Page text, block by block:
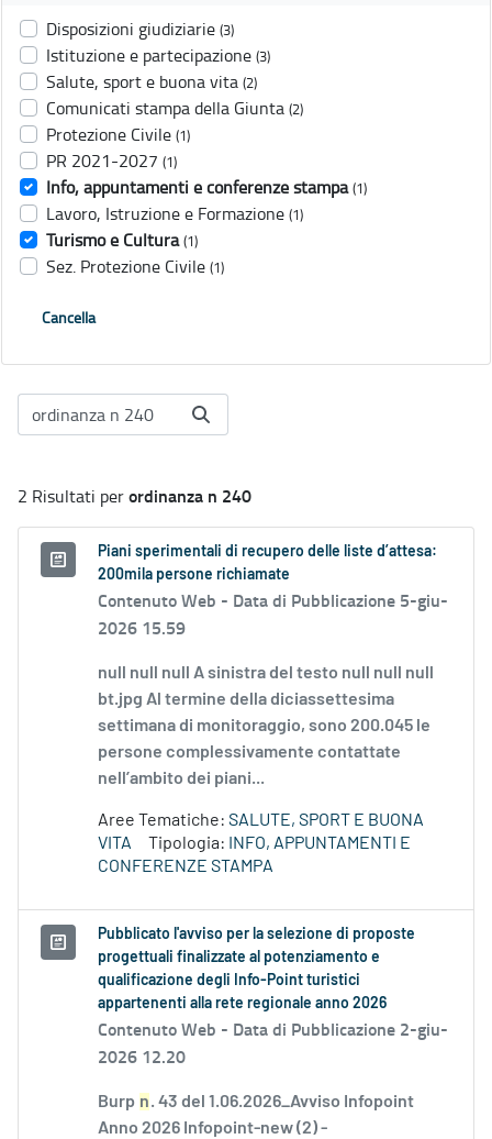
Disposizioni giudiziarie (3)
Istituzione e partecipazione (3)
Salute, sport e buona vita (2)
Comunicati stampa della Giunta (2)
Protezione Civile (1)
PR 2021-2027 (1)
Info, appuntamenti e conferenze stampa (1)
Lavoro, Istruzione e Formazione (1)
Turismo e Cultura (1)
Sez. Protezione Civile (1)
Cancella
2 Risultati perordinanza n 240
Piani sperimentali di recupero delle liste d’attesa:
200mila persone richiamate
Contenuto Web - Data di Pubblicazione 5-giu-
2026 15.59
null null null A sinistra del testo null null null
bt.jpg Al termine della diciassettesima
settimana di monitoraggio, sono 200.045 le
persone complessivamente contattate
nell’ambito dei piani...
Aree Tematiche: SALUTE, SPORT E BUONA
VITA
Tipologia:
INFO, APPUNTAMENTI E
CONFERENZE STAMPA
Pubblicato l'avviso per la selezione di proposte
progettuali finalizzate al potenziamento e
qualificazione degli Info-Point turistici
appartenenti alla rete regionale anno 2026
Contenuto Web - Data di Pubblicazione 2-giu-
2026 12.20
Burp n. 43 del 1.06.2026_Avviso Infopoint
Anno 2026 Infopoint-new (2) -